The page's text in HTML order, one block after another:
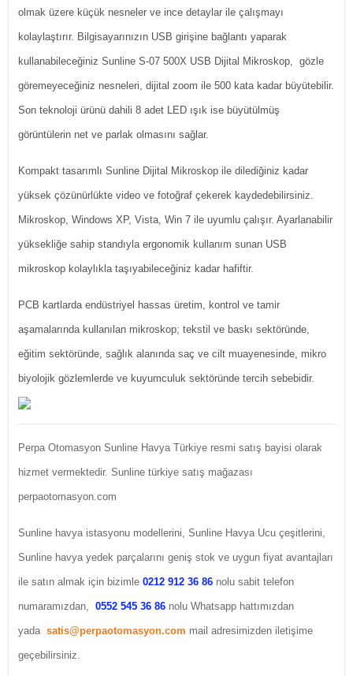
olmak üzere küçük nesneler ve ince detaylar ile çalışmayı
kolaylaştırır. Bilgisayarınızın USB girişine bağlantı yaparak
kullanabileceğiniz Sunline S-07 500X USB Dijital Mikroskop, gözle
göremeyeceğiniz nesneleri, dijital zoom ile 500 kata kadar büyütebilir.
Son teknoloji ürünü dahili 8 adet LED ışık ise büyütülmüş
görüntülerin net ve parlak olmasını sağlar.
Kompakt tasarımlı Sunline Dijital Mikroskop ile dilediğiniz kadar
yüksek çözünürlükte video ve fotoğraf çekerek kaydedebilirsiniz.
Mikroskop, Windows XP, Vista, Win 7 ile uyumlu çalışır. Ayarlanabilir
yüksekliğe sahip standıyla ergonomik kullanım sunan USB
mikroskop kolaylıkla taşıyabileceğiniz kadar hafiftir.
PCB kartlarda endüstriyel hassas üretim, kontrol ve tamir
aşamalarında kullanılan mikroskop; tekstil ve baskı sektöründe,
eğitim sektöründe, sağlık alanında saç ve cilt muayenesinde, mikro
biyolojik gözlemlerde ve kuyumculuk sektöründe tercih sebebidir.
Perpa Otomasyon Sunline Havya Türkiye resmi satış bayisi olarak
hizmet vermektedir. Sunline türkiye satış mağazası
perpaotomasyon.com
Sunline havya istasyonu modellerini, Sunline Havya Ucu çeşitlerini,
Sunline havya yedek parçalarını geniş stok ve uygun fiyat avantajları
ile satın almak için bizimle 0212 912 36 86 nolu sabit telefon
numaramızdan, 0552 545 36 86 nolu Whatsapp hattımızdan
yada satis@perpaotomasyon.com mail adresimizden iletişime
geçebilirsiniz.